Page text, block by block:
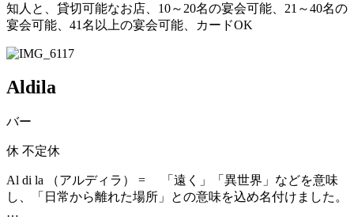
知人と、貸切可能なお店、10～20名の宴会可能、21～40名の
宴会可能、41名以上の宴会可能、カードOK
Aldila
バー
休 不定休
Al di la （アルディラ） = 「遠く」「異世界」などを意味
し、「日常から離れた場所」との意味を込め名付けました。
…